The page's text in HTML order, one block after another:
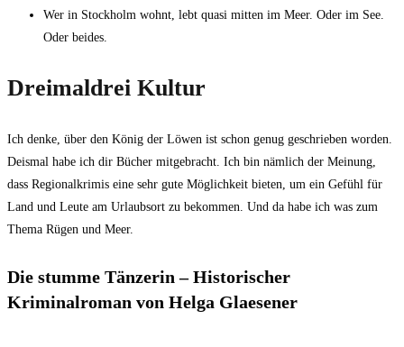
Wer in Stockholm wohnt, lebt quasi mitten im Meer. Oder im See.
Oder beides.
Dreimaldrei Kultur
Ich denke, über den König der Löwen ist schon genug geschrieben worden.
Deismal habe ich dir Bücher mitgebracht. Ich bin nämlich der Meinung,
dass Regionalkrimis eine sehr gute Möglichkeit bieten, um ein Gefühl für
Land und Leute am Urlaubsort zu bekommen. Und da habe ich was zum
Thema Rügen und Meer.
Die stumme Tänzerin – Historischer
Kriminalroman von Helga Glaesener